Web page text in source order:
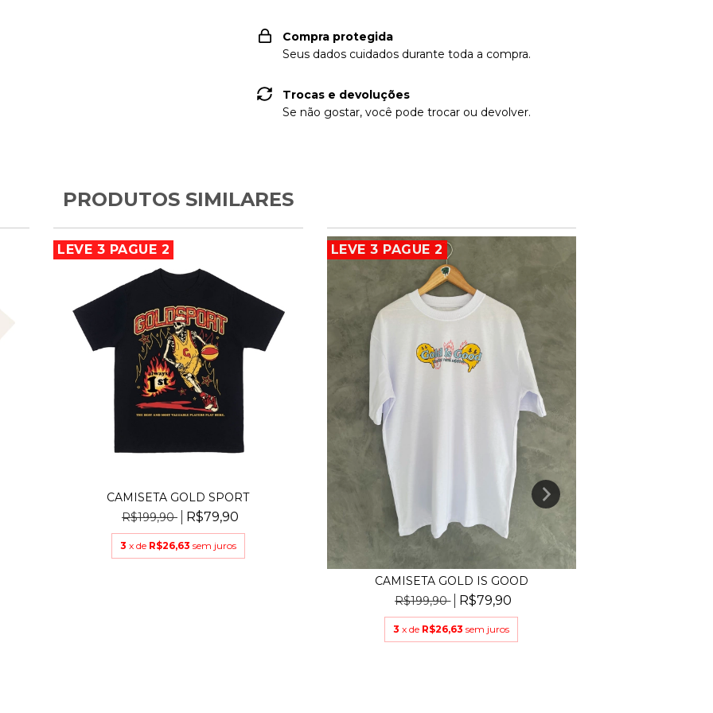
Compra protegida
Seus dados cuidados durante toda a compra.
Trocas e devoluções
Se não gostar, você pode trocar ou devolver.
PRODUTOS SIMILARES
LEVE 3 PAGUE 2
CAMISETA GOLD SPORT
R$199,90
R$79,90
3 x de R$26,63 sem juros
LEVE 3 PAGUE 2
CAMISETA GOLD IS GOOD
R$199,90
R$79,90
3 x de R$26,63 sem juros